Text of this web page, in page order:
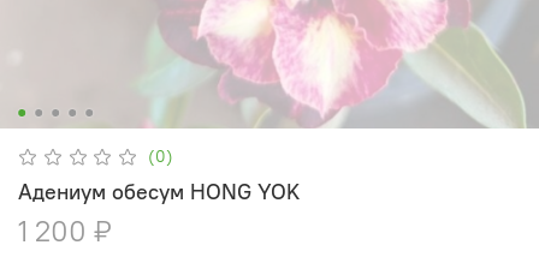
(0)
Адениум обесум HONG YOK
1 200 ₽